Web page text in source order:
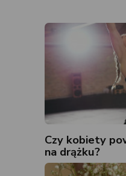
Czy kobiety
na drążku?